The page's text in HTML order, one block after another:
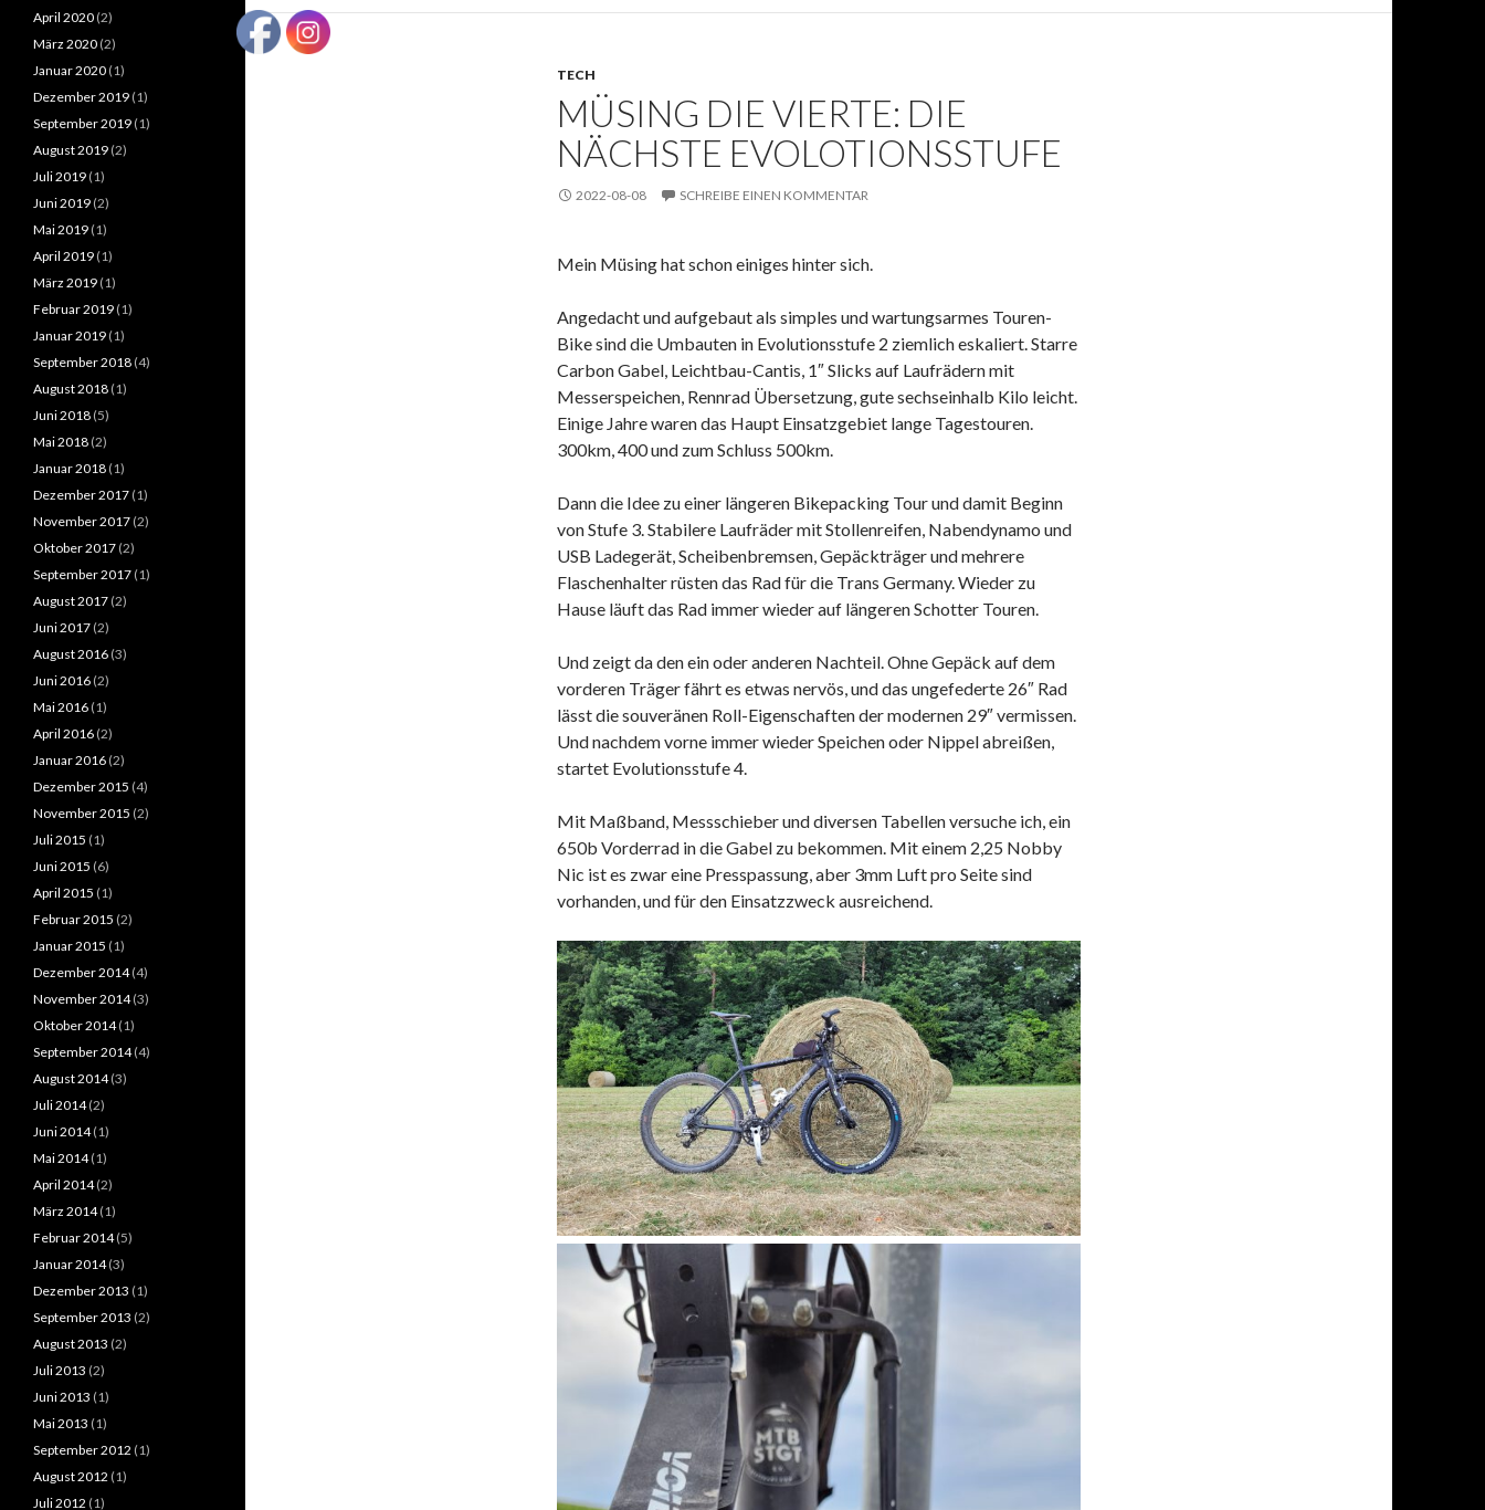
TECH
MÜSING DIE VIERTE: DIE
NÄCHSTE EVOLOTIONSSTUFE
2022-08-08 SCHREIBE EINEN KOMMENTAR
Mein Müsing hat schon einiges hinter sich.
Angedacht und aufgebaut als simples und wartungsarmes Touren-
Bike sind die Umbauten in Evolutionsstufe 2 ziemlich eskaliert. Starre
Carbon Gabel, Leichtbau-Cantis, 1″ Slicks auf Laufrädern mit
Messerspeichen, Rennrad Übersetzung, gute sechseinhalb Kilo leicht.
Einige Jahre waren das Haupt Einsatzgebiet lange Tagestouren.
300km, 400 und zum Schluss 500km.
Dann die Idee zu einer längeren Bikepacking Tour und damit Beginn
von Stufe 3. Stabilere Laufräder mit Stollenreifen, Nabendynamo und
USB Ladegerät, Scheibenbremsen, Gepäckträger und mehrere
Flaschenhalter rüsten das Rad für die Trans Germany. Wieder zu
Hause läuft das Rad immer wieder auf längeren Schotter Touren.
Und zeigt da den ein oder anderen Nachteil. Ohne Gepäck auf dem
vorderen Träger fährt es etwas nervös, und das ungefederte 26″ Rad
lässt die souveränen Roll-Eigenschaften der modernen 29″ vermissen.
Und nachdem vorne immer wieder Speichen oder Nippel abreißen,
startet Evolutionsstufe 4.
Mit Maßband, Messschieber und diversen Tabellen versuche ich, ein
650b Vorderrad in die Gabel zu bekommen. Mit einem 2,25 Nobby
Nic ist es zwar eine Presspassung, aber 3mm Luft pro Seite sind
vorhanden, und für den Einsatzzweck ausreichend.
April 2020 (2)
März 2020 (2)
Januar 2020 (1)
Dezember 2019 (1)
September 2019 (1)
August 2019 (2)
Juli 2019 (1)
Juni 2019 (2)
Mai 2019 (1)
April 2019 (1)
März 2019 (1)
Februar 2019 (1)
Januar 2019 (1)
September 2018 (4)
August 2018 (1)
Juni 2018 (5)
Mai 2018 (2)
Januar 2018 (1)
Dezember 2017 (1)
November 2017 (2)
Oktober 2017 (2)
September 2017 (1)
August 2017 (2)
Juni 2017 (2)
August 2016 (3)
Juni 2016 (2)
Mai 2016 (1)
April 2016 (2)
Januar 2016 (2)
Dezember 2015 (4)
November 2015 (2)
Juli 2015 (1)
Juni 2015 (6)
April 2015 (1)
Februar 2015 (2)
Januar 2015 (1)
Dezember 2014(4)
November 2014(3)
Oktober 2014(1)
September 2014(4)
August 2014(3)
Juli 2014(2)
Juni 2014(1)
Mai 2014(1)
April 2014(2)
März 2014(1)
Februar 2014(5)
Januar 2014(3)
Dezember 2013 (1)
September 2013 (2)
August 2013 (2)
Juli 2013 (2)
Juni 2013 (1)
Mai 2013 (1)
September 2012 (1)
August 2012 (1)
Juli 2012 (1)